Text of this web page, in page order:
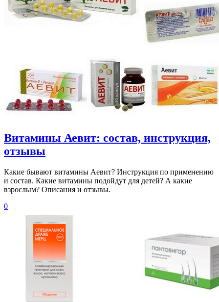
Витамины Аевит: состав, инструкция,
отзывы
Какие бывают витамины Аевит? Инструкция по применению
и состав. Какие витамины подойдут для детей? А какие
взрослым? Описания и отзывы.
0